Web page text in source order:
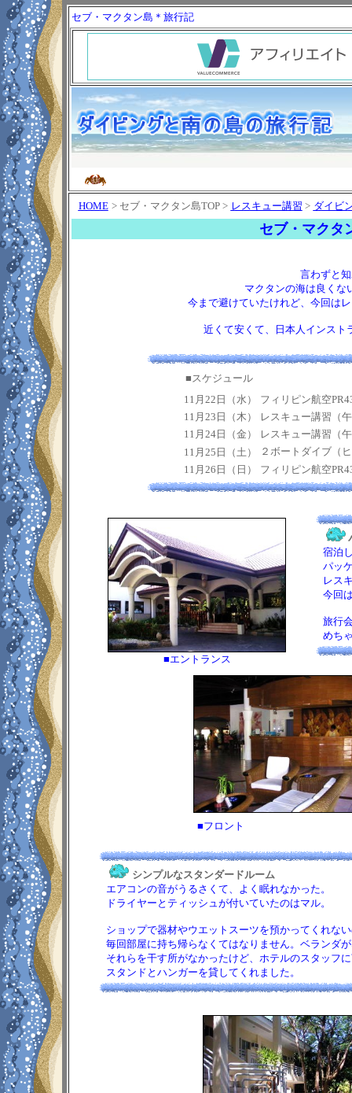
セブ・マクタン島＊旅行記
HOME > セブ・マクタン島TOP > レスキュー講習 > ダイビ
セブ・マクタ
言わずと
マクタンの海は良くな
今まで避けていたけれど、今回は
近くて安くて、日本人インスト
■スケジュール
11月22日（水）
フィリピン航空
11月23日（木）
レスキュー講習（
11月24日（金）
レスキュー講習（
11月25日（土）
２ボートダイブ（
11月26日（日）
フィリピン航空
■エントランス
宿泊し
パッケ
レスキ
今回
旅行
めち
■フロント
シンプルなスタンダードルーム
エアコンの音がうるさくて、よく眠れなかった。
ドライヤーとティッシュが付いていたのはマル。
ショップで器材やウエットスーツを預かってくれな
毎回部屋に持ち帰らなくてはなりません。ベランダ
それらを干す所がなかったけど、ホテルのスタッフ
スタンドとハンガーを貸してくれました。